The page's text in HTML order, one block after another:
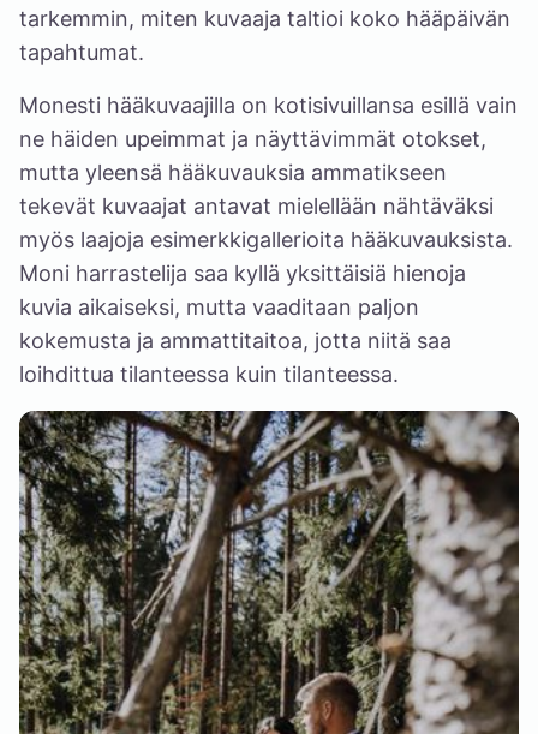
tarkemmin, miten kuvaaja taltioi koko hääpäivän
tapahtumat.
Monesti hääkuvaajilla on kotisivuillansa esillä vain
ne häiden upeimmat ja näyttävimmät otokset,
mutta yleensä hääkuvauksia ammatikseen
tekevät kuvaajat antavat mielellään nähtäväksi
myös laajoja esimerkkigallerioita hääkuvauksista.
Moni harrastelija saa kyllä yksittäisiä hienoja
kuvia aikaiseksi, mutta vaaditaan paljon
kokemusta ja ammattitaitoa, jotta niitä saa
loihdittua tilanteessa kuin tilanteessa.